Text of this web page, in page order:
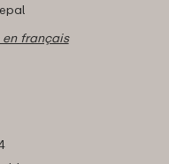
en français